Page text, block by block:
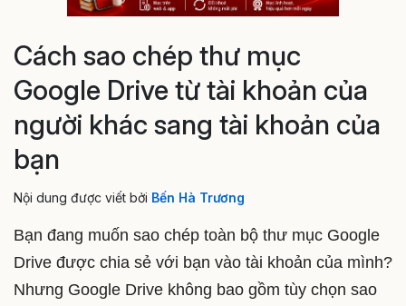
Cách sao chép thư mục
Google Drive từ tài khoản của
người khác sang tài khoản của
bạn
Nội dung được viết bởi Bến Hà Trương
Bạn đang muốn sao chép toàn bộ thư mục Google
Drive được chia sẻ với bạn vào tài khoản của mình?
Nhưng Google Drive không bao gồm tùy chọn sao